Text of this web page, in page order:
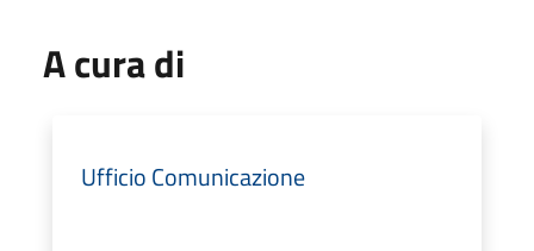
A cura di
Ufficio Comunicazione